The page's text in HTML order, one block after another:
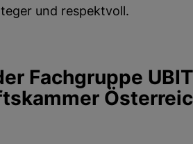
und respektvoll.
Fachgruppe